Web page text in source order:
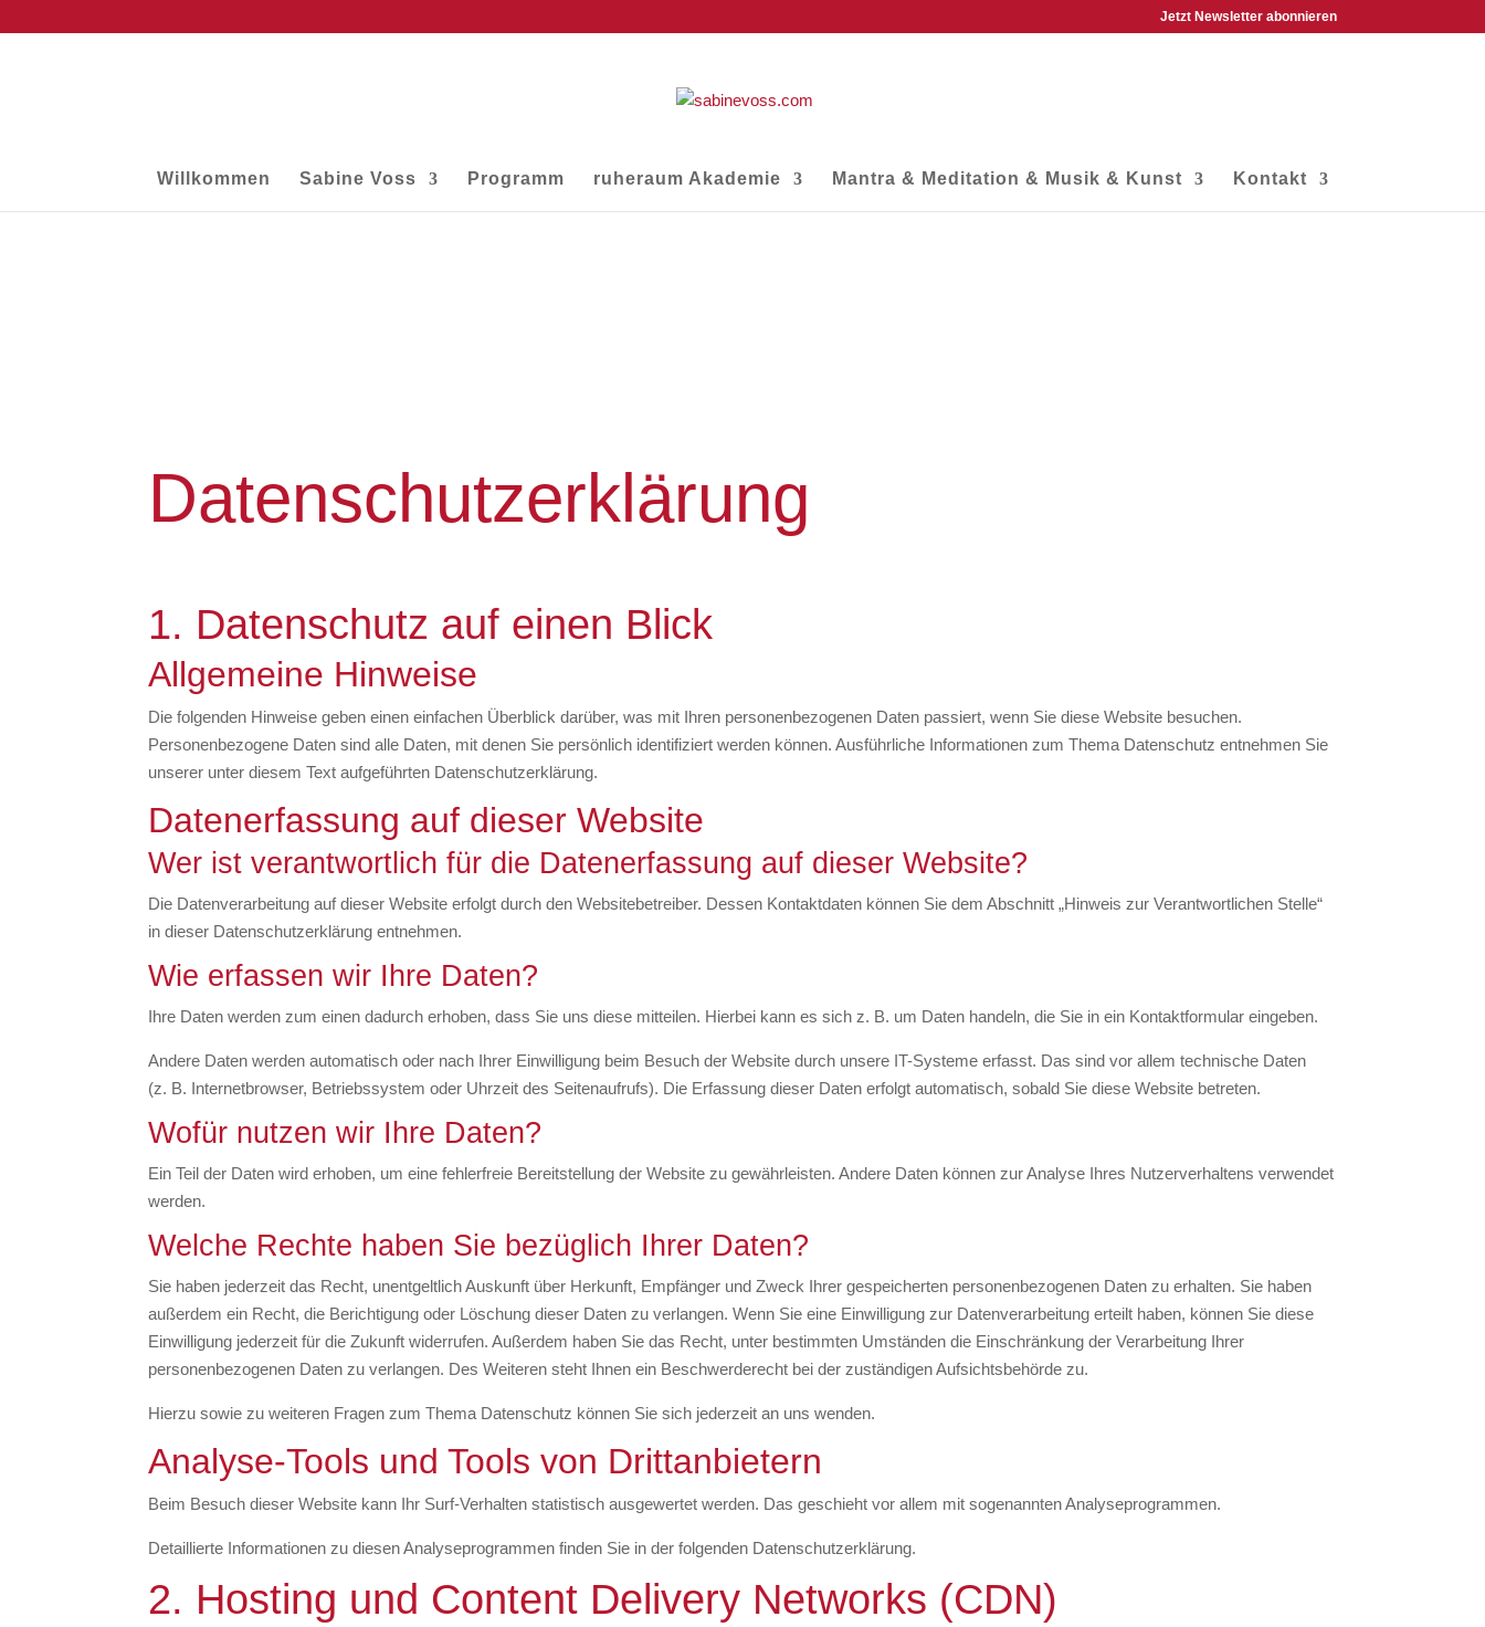
Jetzt Newsletter abonnieren
Willkommen Sabine Voss Programm ruheraum Akademie Mantra & Meditation & Musik & Kunst Kontakt
Datenschutzerklärung
1. Datenschutz auf einen Blick
Allgemeine Hinweise
Die folgenden Hinweise geben einen einfachen Überblick darüber, was mit Ihren personenbezogenen Daten passiert, wenn Sie diese Website besuchen.
Personenbezogene Daten sind alle Daten, mit denen Sie persönlich identifiziert werden können. Ausführliche Informationen zum Thema Datenschutz entnehmen Sie
unserer unter diesem Text aufgeführten Datenschutzerklärung.
Datenerfassung auf dieser Website
Wer ist verantwortlich für die Datenerfassung auf dieser Website?
Die Datenverarbeitung auf dieser Website erfolgt durch den Websitebetreiber. Dessen Kontaktdaten können Sie dem Abschnitt „Hinweis zur Verantwortlichen Stelle“
in dieser Datenschutzerklärung entnehmen.
Wie erfassen wir Ihre Daten?
Ihre Daten werden zum einen dadurch erhoben, dass Sie uns diese mitteilen. Hierbei kann es sich z. B. um Daten handeln, die Sie in ein Kontaktformular eingeben.
Andere Daten werden automatisch oder nach Ihrer Einwilligung beim Besuch der Website durch unsere IT-Systeme erfasst. Das sind vor allem technische Daten
(z. B. Internetbrowser, Betriebssystem oder Uhrzeit des Seitenaufrufs). Die Erfassung dieser Daten erfolgt automatisch, sobald Sie diese Website betreten.
Wofür nutzen wir Ihre Daten?
Ein Teil der Daten wird erhoben, um eine fehlerfreie Bereitstellung der Website zu gewährleisten. Andere Daten können zur Analyse Ihres Nutzerverhaltens verwendet
werden.
Welche Rechte haben Sie bezüglich Ihrer Daten?
Sie haben jederzeit das Recht, unentgeltlich Auskunft über Herkunft, Empfänger und Zweck Ihrer gespeicherten personenbezogenen Daten zu erhalten. Sie haben
außerdem ein Recht, die Berichtigung oder Löschung dieser Daten zu verlangen. Wenn Sie eine Einwilligung zur Datenverarbeitung erteilt haben, können Sie diese
Einwilligung jederzeit für die Zukunft widerrufen. Außerdem haben Sie das Recht, unter bestimmten Umständen die Einschränkung der Verarbeitung Ihrer
personenbezogenen Daten zu verlangen. Des Weiteren steht Ihnen ein Beschwerderecht bei der zuständigen Aufsichtsbehörde zu.
Hierzu sowie zu weiteren Fragen zum Thema Datenschutz können Sie sich jederzeit an uns wenden.
Analyse-Tools und Tools von Dritt­anbietern
Beim Besuch dieser Website kann Ihr Surf-Verhalten statistisch ausgewertet werden. Das geschieht vor allem mit sogenannten Analyseprogrammen.
Detaillierte Informationen zu diesen Analyseprogrammen finden Sie in der folgenden Datenschutzerklärung.
2. Hosting und Content Delivery Networks (CDN)